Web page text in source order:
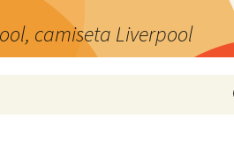
camiseta Liverpool